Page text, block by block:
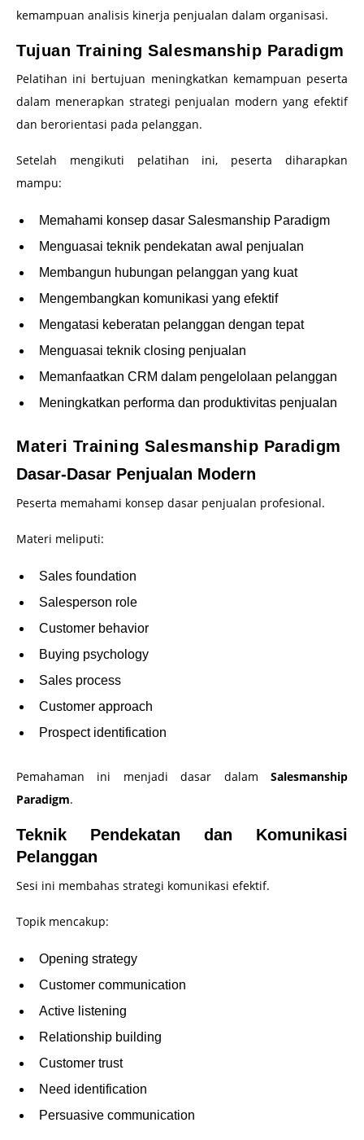
kemampuan analisis kinerja penjualan dalam organisasi.
Tujuan Training Salesmanship Paradigm
Pelatihan ini bertujuan meningkatkan kemampuan peserta
dalam menerapkan strategi penjualan modern yang efektif
dan berorientasi pada pelanggan.
Setelah mengikuti pelatihan ini, peserta diharapkan
mampu:
Memahami konsep dasar Salesmanship Paradigm
Menguasai teknik pendekatan awal penjualan
Membangun hubungan pelanggan yang kuat
Mengembangkan komunikasi yang efektif
Mengatasi keberatan pelanggan dengan tepat
Menguasai teknik closing penjualan
Memanfaatkan CRM dalam pengelolaan pelanggan
Meningkatkan performa dan produktivitas penjualan
Materi Training Salesmanship Paradigm
Dasar-Dasar Penjualan Modern
Peserta memahami konsep dasar penjualan profesional.
Materi meliputi:
Sales foundation
Salesperson role
Customer behavior
Buying psychology
Sales process
Customer approach
Prospect identification
Pemahaman ini menjadi dasar dalam Salesmanship
Paradigm.
Teknik Pendekatan dan Komunikasi
Pelanggan
Sesi ini membahas strategi komunikasi efektif.
Topik mencakup:
Opening strategy
Customer communication
Active listening
Relationship building
Customer trust
Need identification
Persuasive communication